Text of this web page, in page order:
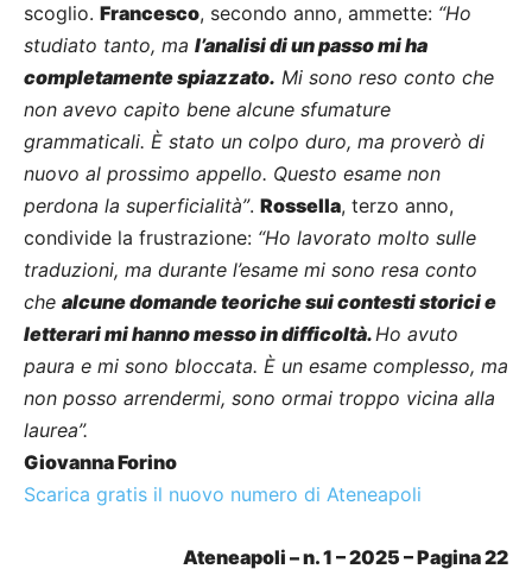
scoglio. Francesco, secondo anno, ammette: “Ho
studiato tanto, ma l’analisi di un passo mi ha
completamente spiazzato. Mi sono reso conto che
non avevo capito bene alcune sfumature
grammaticali. È stato un colpo duro, ma proverò di
nuovo al prossimo appello. Questo esame non
perdona la superficialità”. Rossella, terzo anno,
condivide la frustrazione: “Ho lavorato molto sulle
traduzioni, ma durante l’esame mi sono resa conto
che alcune domande teoriche sui contesti storici e
letterari mi hanno messo in difficoltà.Ho avuto
paura e mi sono bloccata. È un esame complesso, ma
non posso arrendermi, sono ormai troppo vicina alla
laurea”.
Giovanna Forino
Scarica gratis il nuovo numero di Ateneapoli
Ateneapoli – n. 1 – 2025 – Pagina 22